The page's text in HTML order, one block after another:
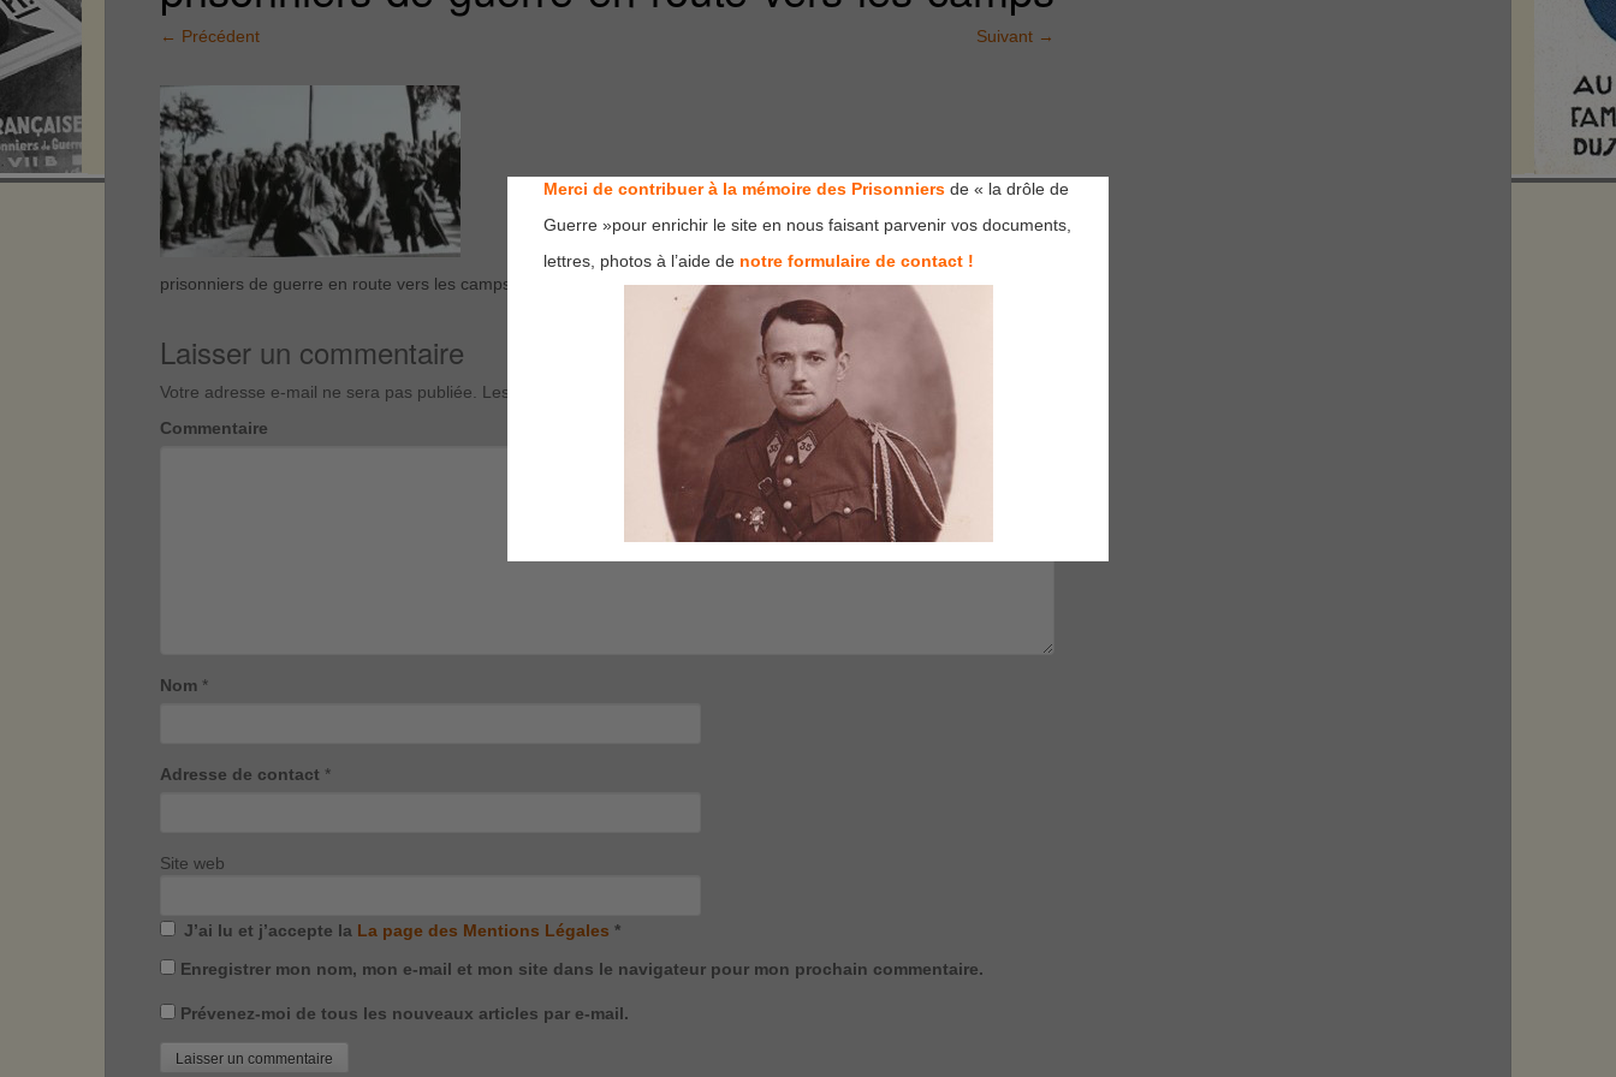
← Précédent Suivant →
prisonniers de guerre en route vers les camps
Laisser un commentaire
Votre adresse e-mail ne sera pas publiée. Les champs obligatoires sont indiqués avec
Commentaire
Nom *
Adresse de contact *
Site web
J’ai lu et j’accepte la La page des Mentions Légales *
Enregistrer mon nom, mon e-mail et mon site dans le navigateur pour mon prochain commentaire.
Prévenez-moi de tous les nouveaux articles par e-mail.
Merci de contribuer à la mémoire des Prisonniers de « la drôle de
Guerre »pour enrichir le site en nous faisant parvenir vos documents,
lettres, photos à l’aide de notre formulaire de contact !